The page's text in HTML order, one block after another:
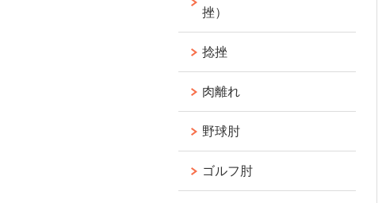
挫）
捻挫
肉離れ
野球肘
ゴルフ肘